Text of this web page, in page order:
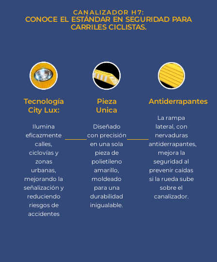
CANALIZADOR H7:
CONOCE EL ESTÁNDAR EN SEGURIDAD PARA
CARRILES CICLISTAS.
Tecnología
City Lux:
Ilumina
eficazmente
calles,
ciclovías y
zonas
urbanas,
mejorando la
señalización y
reduciendo
riesgos de
accidentes
Pieza
Unica
Diseñado
con precisión
en una sola
pieza de
polietileno
amarillo,
moldeado
para una
durabilidad
inigualable.
Antiderrapantes
La rampa
lateral, con
nervaduras
antiderrapantes,
mejora la
seguridad al
prevenir caídas
si la rueda sube
sobre el
canalizador.